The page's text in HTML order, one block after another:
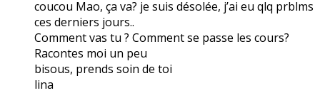
coucou Mao, ça va? je suis désolée, j’ai eu qlq prblms
ces derniers jours..
Comment vas tu ? Comment se passe les cours?
Racontes moi un peu
bisous, prends soin de toi
lina